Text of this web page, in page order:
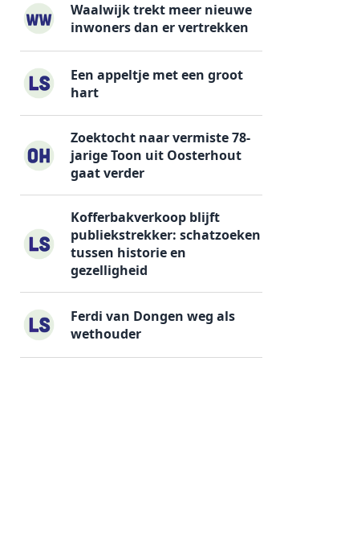
Waalwijk trekt meer nieuwe
inwoners dan er vertrekken
Een appeltje met een groot
hart
Zoektocht naar vermiste 78-
jarige Toon uit Oosterhout
gaat verder
Kofferbakverkoop blijft
publiekstrekker: schatzoeken
tussen historie en
gezelligheid
Ferdi van Dongen weg als
wethouder